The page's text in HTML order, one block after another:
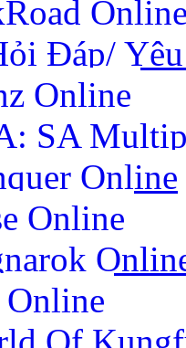
Đáp/
Online
SA
Online
Online